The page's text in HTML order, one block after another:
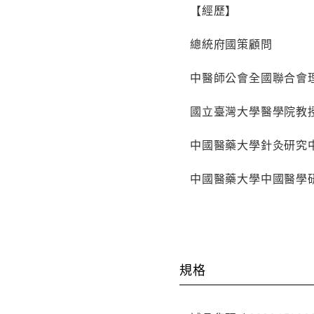
【經歷】
總統府國策顧問
中醫師公會全國聯合會
國立臺灣大學醫學院教
中國醫藥大學針灸研究
中國醫藥大學中國醫學
規格